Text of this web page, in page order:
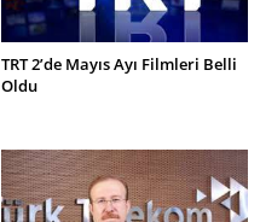
TRT 2’de Mayıs Ayı Filmleri Belli
Oldu